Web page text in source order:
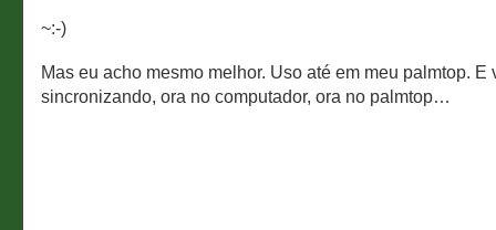
~:-)
Mas eu acho mesmo melhor. Uso até em meu palmtop. E
sincronizando, ora no computador, ora no palmtop…